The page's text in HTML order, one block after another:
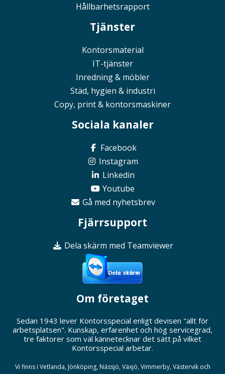
Hållbarhetsrapport
Tjänster
Kontorsmaterial
IT-tjänster
Inredning & möbler
Städ, hygien & industri
Copy, print & kontorsmaskiner
Sociala kanaler
Facebook
Instagram
Linkedin
Youtube
Gå med nyhetsbrev
Fjärrsupport
Dela skärm med Teamviewer
Om företaget
Sedan 1943 lever Kontorsspecial enligt devisen "allt för
arbetsplatsen". Kunskap, erfarenhet och hög servicegrad,
tre faktorer som väl kännetecknar det sätt på vilket
Kontorsspecial arbetar.
Vi finns i Vetlanda, Jönköping, Nässjö, Växjö, Vimmerby, Västervik och